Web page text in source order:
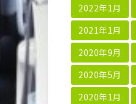
2022年1月
2021年1月
2020年9月
2020年5月
2020年1月